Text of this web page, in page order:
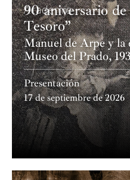
Academia
90 aniversario
Tesoro”
Manuel de Arpe y la
Museo del Prado,
Presentación
17 de septiembre de 2026